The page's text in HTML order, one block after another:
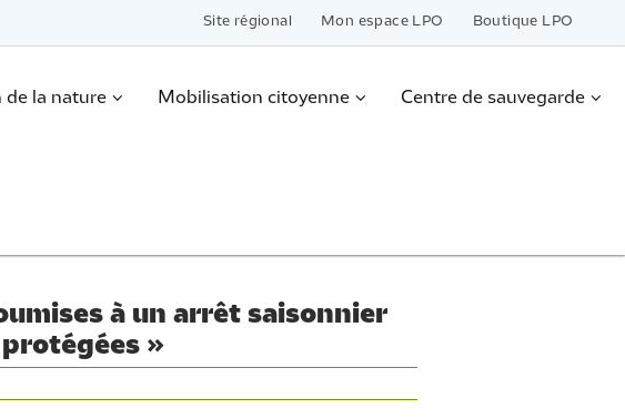
Site régional Mon espace LPO Boutique LPO
de la nature Mobilisation citoyenne Centre de sauvegarde
à un arrêt saisonnier
»